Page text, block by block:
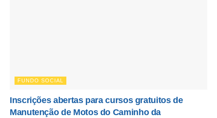
FUNDO SOCIAL
Inscrições abertas para cursos gratuitos de
Manutenção de Motos do Caminho da